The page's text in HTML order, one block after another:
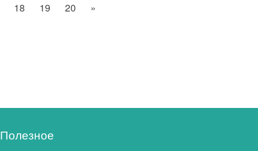
18 19 20 »
Полезное